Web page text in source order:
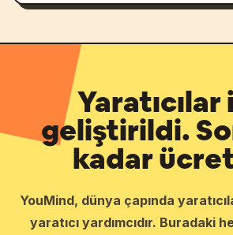
Yaratıcılar
geliştirildi.
kadar
YouMind, dünya çapında
yaratıcı yardımcıdır. Buradaki